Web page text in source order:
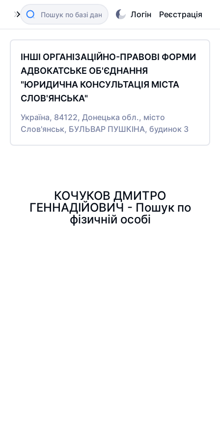
Логін Реєстрація
ІНШІ ОРГАНІЗАЦІЙНО-ПРАВОВІ ФОРМИ
АДВОКАТСЬКЕ ОБ'ЄДНАННЯ
"ЮРИДИЧНА КОНСУЛЬТАЦІЯ МІСТА
СЛОВ'ЯНСЬКА"
Україна, 84122, Донецька обл., місто
Слов'янськ, БУЛЬВАР ПУШКІНА, будинок 3
КОЧУКОВ ДМИТРО
ГЕННАДІЙОВИЧ - Пошук по
фізичній особі